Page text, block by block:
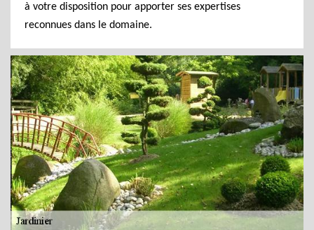
à votre disposition pour apporter ses expertises
reconnues dans le domaine.